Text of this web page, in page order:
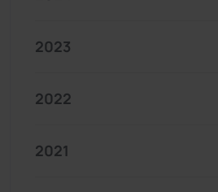
2023
2022
2021